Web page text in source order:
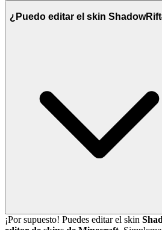
¿Puedo editar el skin
¡Por supuesto! Puedes editar el skin